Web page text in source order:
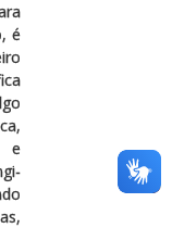
é
e